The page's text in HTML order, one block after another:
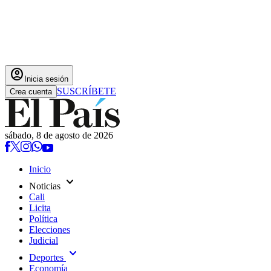
account_circle Inicia sesión
Crea cuenta SUSCRÍBETE
sábado, 8 de agosto de 2026
Inicio
Noticias expand_more
Cali
Licita
Política
Elecciones
Judicial
Deportes expand_more
Economía